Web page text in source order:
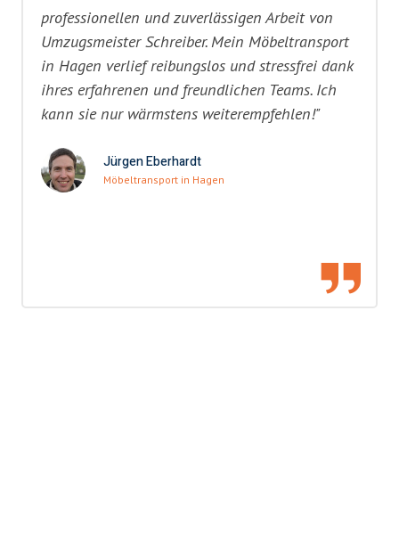
professionellen und zuverlässigen Arbeit von
Umzugsmeister Schreiber. Mein Möbeltransport
in Hagen verlief reibungslos und stressfrei dank
ihres erfahrenen und freundlichen Teams. Ich
kann sie nur wärmstens weiterempfehlen!"
Jürgen Eberhardt
Möbeltransport in Hagen